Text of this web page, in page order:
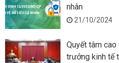
nhân
21/10/2024
Quyết tâm
trưởng kinh tế